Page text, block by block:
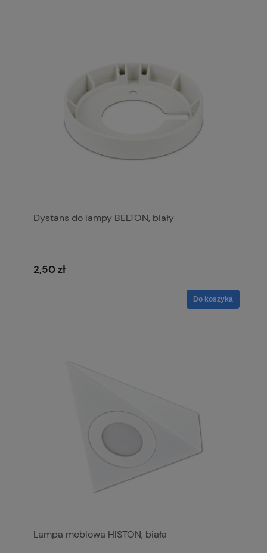
Dystans do lampy BELTON, biały
2,50 zł
Do koszyka
Lampa meblowa HISTON, biała